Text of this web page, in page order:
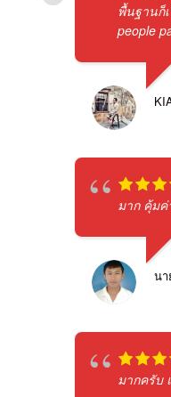
พื้นฐานก็
people
มาก คุ้ม
น
มากครับ